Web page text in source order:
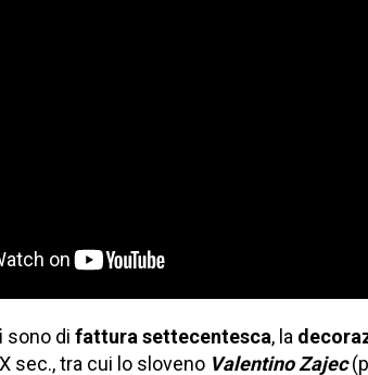
sono di fattura settecentesca, la
sec., tra cui lo sloveno Valentino Zajec